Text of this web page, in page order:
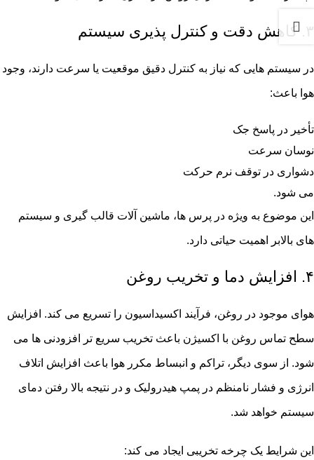
۳. کاهش دقت و کنترل پذیری سیستم
در سیستم هایی که نیاز به کنترل دقیق موقعیت یا سرعت دارند، وجود
هوا باعث:
تأخیر در پاسخ جک
نوسان سرعت
دشواری در توقف نرم حرکت
می شود.
این موضوع به ویژه در پرس ها، ماشین آلات قالب گیری و سیستم
های بالابر اهمیت حیاتی دارد.
۴. افزایش دما و تخریب روغن
هوای موجود در روغن، فرآیند اکسیداسیون را تسریع می کند. افزایش
سطح تماس روغن با اکسیژن باعث تخریب سریع تر افزودنی ها می
شود. از سوی دیگر، تراکم و انبساط مکرر هوا باعث افزایش اتلاف
انرژی و فشار نامنظم در پمپ هیدرولیک و در نتیجه بالا رفتن دمای
سیستم خواهد شد.
این شرایط یک چرخه تخریبی ایجاد می کند: